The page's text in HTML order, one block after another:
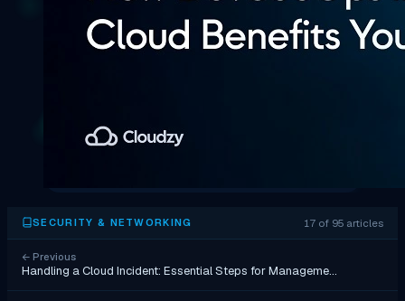
SECURITY & NETWORKING 17 of 95 articles
← Previous
Handling a Cloud Incident: Essential Steps for Manageme…